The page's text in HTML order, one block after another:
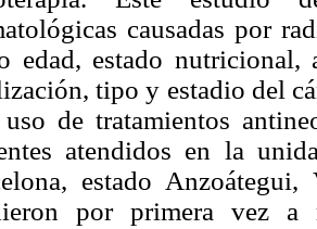
causadas por
edad, estado nutricional,
tipo y estadio del
de tratamientos
atendidos en la
estado
por primera vez a